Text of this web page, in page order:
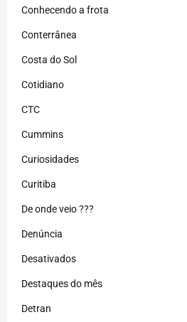
Conhecendo a frota
Conterrânea
Costa do Sol
Cotidiano
CTC
Cummins
Curiosidades
Curitiba
De onde veio ???
Denúncia
Desativados
Destaques do mês
Detran